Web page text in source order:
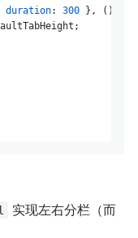
duration: 300 }, () =>
;
实现左右分栏（而